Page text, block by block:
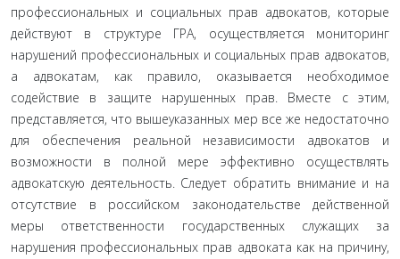
профессиональных и социальных прав адвокатов, которые
действуют в структуре ГРА, осуществляется мониторинг
нарушений профессиональных и социальных прав адвокатов,
а адвокатам, как правило, оказывается необходимое
содействие в защите нарушенных прав. Вместе с этим,
представляется, что вышеуказанных мер все же недостаточно
для обеспечения реальной независимости адвокатов и
возможности в полной мере эффективно осуществлять
адвокатскую деятельность. Следует обратить внимание и на
отсутствие в российском законодательстве действенной
меры ответственности государственных служащих за
нарушения профессиональных прав адвоката как на причину,